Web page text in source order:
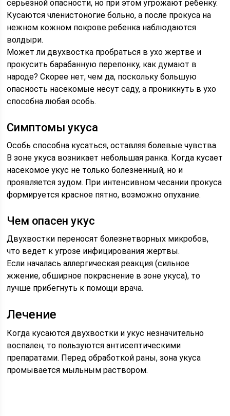
серьезной опасности, но при этом угрожают ребенку.
Кусаются членистоногие больно, а после прокуса на
нежном кожном покрове ребенка наблюдаются
волдыри.
Может ли двухвостка пробраться в ухо жертве и
прокусить барабанную перепонку, как думают в
народе? Скорее нет, чем да, поскольку большую
опасность насекомые несут саду, а проникнуть в ухо
способна любая особь.
Симптомы укуса
Особь способна кусаться, оставляя болевые чувства.
В зоне укуса возникает небольшая ранка. Когда кусает
насекомое укус не только болезненный, но и
проявляется зудом. При интенсивном чесании прокуса
формируется красное пятно, возможно опухание.
Чем опасен укус
Двухвостки переносят болезнетворных микробов,
что ведет к угрозе инфицирования жертвы.
Если началась аллергическая реакция (сильное
жжение, обширное покраснение в зоне укуса), то
лучше прибегнуть к помощи врача.
Лечение
Когда кусаются двухвостки и укус незначительно
воспален, то пользуются антисептическими
препаратами. Перед обработкой раны, зона укуса
промывается мыльным раствором.